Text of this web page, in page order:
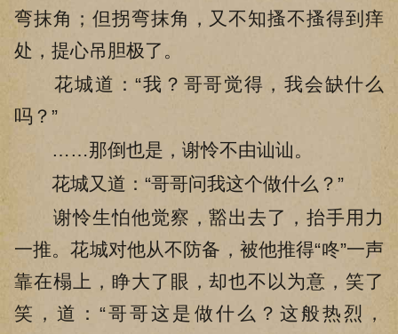
弯抹角；但拐弯抹角，又不知搔不搔得到痒
处，提心吊胆极了。
花城道：“我？哥哥觉得，我会缺什么
吗？”
……那倒也是，谢怜不由讪讪。
花城又道：“哥哥问我这个做什么？”
谢怜生怕他觉察，豁出去了，抬手用力
一推。花城对他从不防备，被他推得“咚”一声
靠在榻上，睁大了眼，却也不以为意，笑了
笑，道：“哥哥这是做什么？这般热烈，